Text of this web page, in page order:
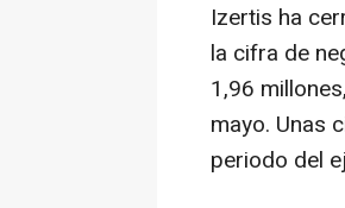
Izertis ha
la cifra de
1,96
mayo. Unas
periodo del